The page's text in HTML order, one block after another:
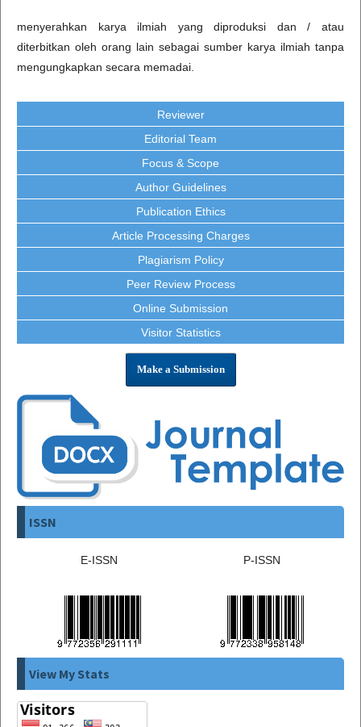
menyerahkan karya ilmiah yang diproduksi dan / atau
diterbitkan oleh orang lain sebagai sumber karya ilmiah tanpa
mengungkapkan secara memadai.
Reviewer
Editorial Team
Focus & Scope
Author Guidelines
Publication Ethics
Article Processing Charges
Plagiarism Policy
Peer Review Process
Online Submission
Visitor Statistics
Make a Submission
ISSN
E-ISSN P-ISSN
View My Stats